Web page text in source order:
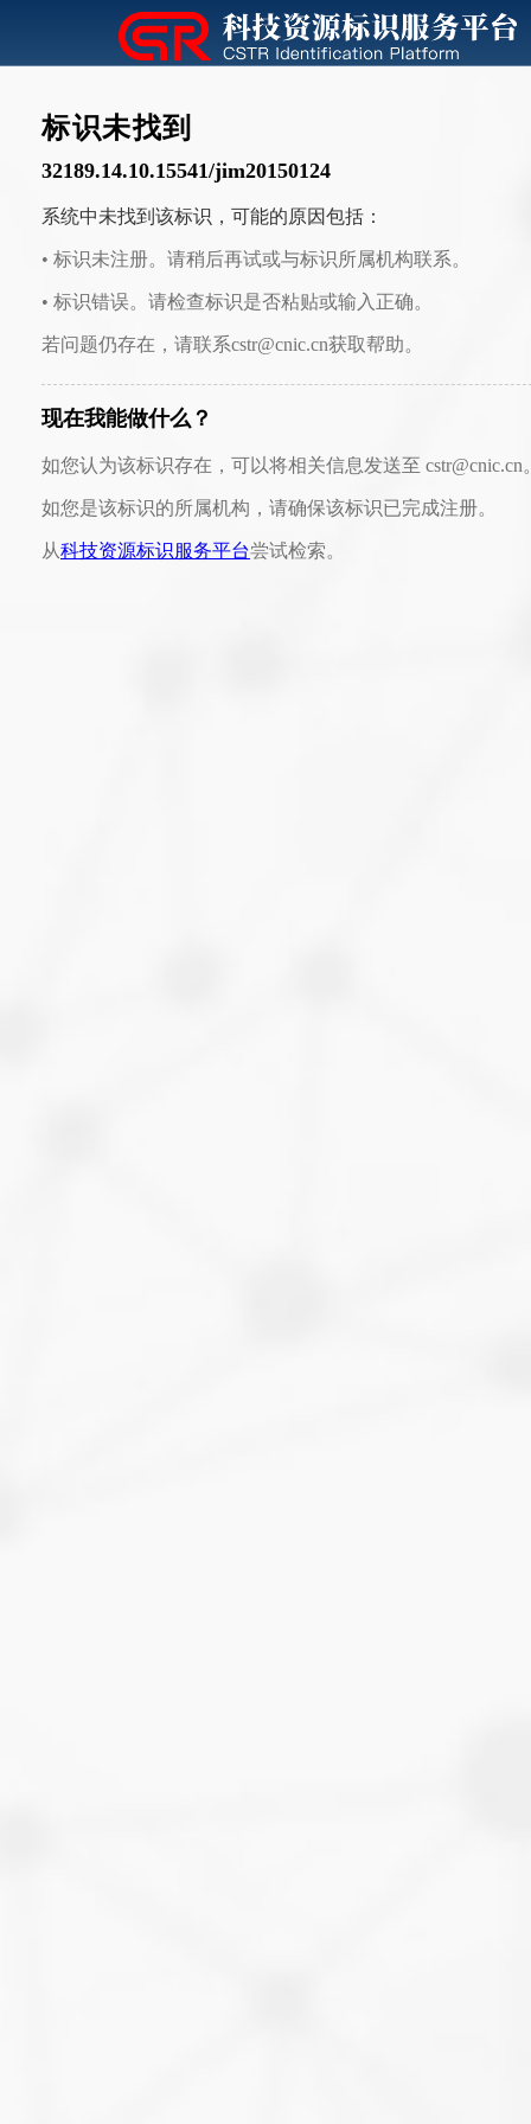
标识未找到
32189.14.10.15541/jim20150124
系统中未找到该标识，可能的原因包括：
• 标识未注册。请稍后再试或与标识所属机构联系。
• 标识错误。请检查标识是否粘贴或输入正确。
若问题仍存在，请联系cstr@cnic.cn获取帮助。
现在我能做什么？
如您认为该标识存在，可以将相关信息发送至 cstr@cnic.cn
如您是该标识的所属机构，请确保该标识已完成注册。
从科技资源标识服务平台尝试检索。